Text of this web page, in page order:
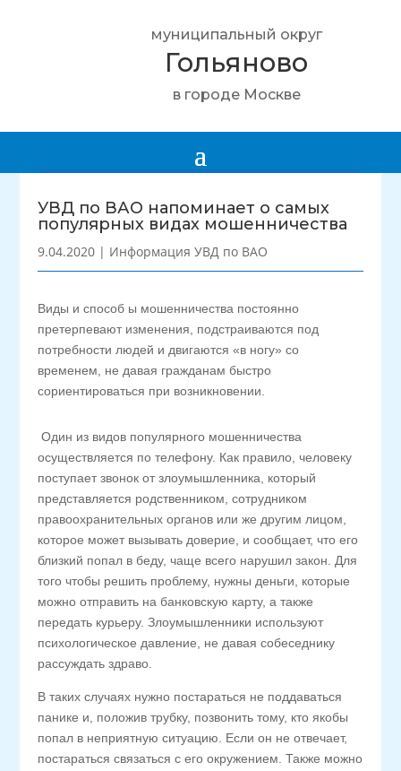
муниципальный округ
Гольяново
в городе Москве
УВД по ВАО напоминает о самых
популярных видах мошенничества
9.04.2020 | Информация УВД по ВАО
Виды и способ ы мошенничества постоянно
претерпевают изменения, подстраиваются под
потребности людей и двигаются «в ногу» со
временем, не давая гражданам быстро
сориентироваться при возникновении.
Один из видов популярного мошенничества
осуществляется по телефону. Как правило, человеку
поступает звонок от злоумышленника, который
представляется родственником, сотрудником
правоохранительных органов или же другим лицом,
которое может вызывать доверие, и сообщает, что его
близкий попал в беду, чаще всего нарушил закон. Для
того чтобы решить проблему, нужны деньги, которые
можно отправить на банковскую карту, а также
передать курьеру. Злоумышленники используют
психологическое давление, не давая собеседнику
рассуждать здраво.
В таких случаях нужно постараться не поддаваться
панике и, положив трубку, позвонить тому, кто якобы
попал в неприятную ситуацию. Если он не отвечает,
постараться связаться с его окружением. Также можно